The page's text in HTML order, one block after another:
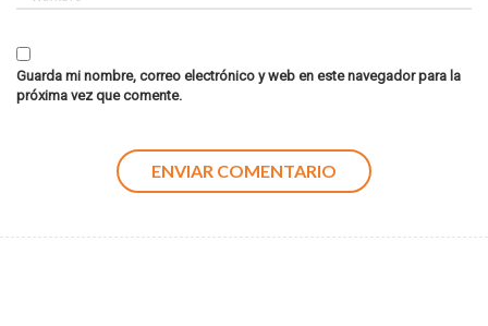
Guarda mi nombre, correo electrónico y web en este navegador para la
próxima vez que comente.